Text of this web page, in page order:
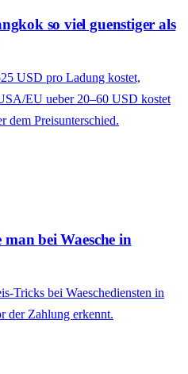
so viel guenstiger als
USD pro Ladung kostet,
EU ueber 20–60 USD kostet
Preisunterschied.
bei Waesche in
Tricks bei Waeschediensten in
der Zahlung erkennt.